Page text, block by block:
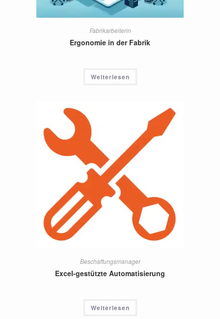
Fabrikarbeiterin
Ergonomie in der Fabrik
Weiterlesen
Beschaffungsmanager
Excel-gestützte Automatisierung
Weiterlesen